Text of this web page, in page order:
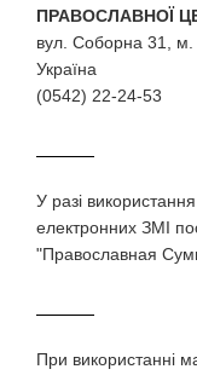
ПРАВОСЛАВНОЇ
вул. Соборна 31,
(0542) 22-24-53
У разi
електронних ЗМI
"Православная
При використаннi